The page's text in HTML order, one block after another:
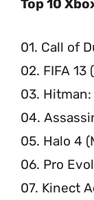
Top 10
01. Call of
02. FIFA 13
03.
04.
05. Halo 4
06. Pro
07. Kinect